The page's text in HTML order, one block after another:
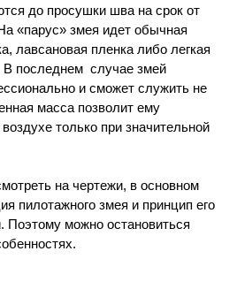
до просушки шва на срок от
«парус» змея идет обычная
лавсановая пленка либо легкая
В последнем случае змей
и сможет служить не
масса позволит ему
только при значительной
на чертежи, в основном
пилотажного змея и принцип его
Поэтому можно остановиться